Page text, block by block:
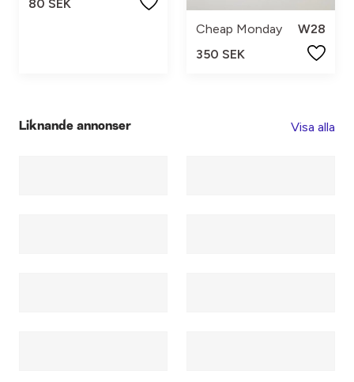
80 SEK
Cheap Monday
W28
350 SEK
Liknande annonser Visa alla